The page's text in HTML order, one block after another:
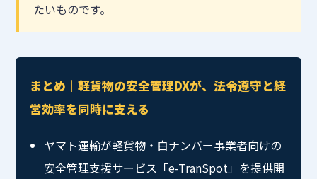
たいものです。
まとめ｜軽貨物の安全管理DXが、法令遵守と経
営効率を同時に支える
ヤマト運輸が軽貨物・白ナンバー事業者向けの
安全管理支援サービス「e-TranSpot」を提供開